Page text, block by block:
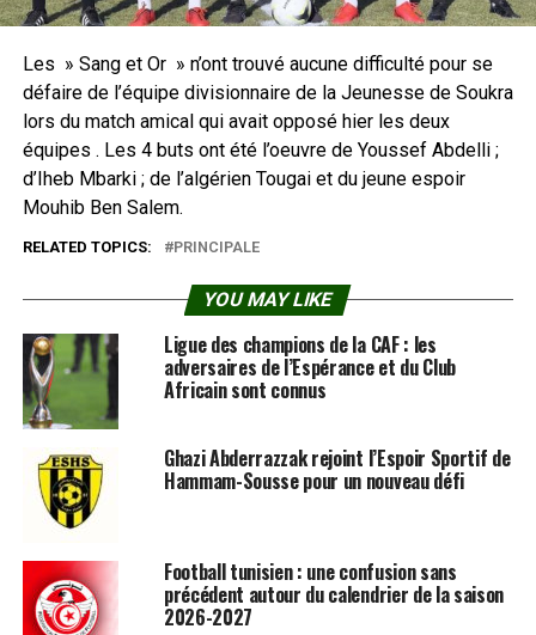
Les » Sang et Or » n’ont trouvé aucune difficulté pour se
défaire de l’équipe divisionnaire de la Jeunesse de Soukra
lors du match amical qui avait opposé hier les deux
équipes . Les 4 buts ont été l’oeuvre de Youssef Abdelli ;
d’Iheb Mbarki ; de l’algérien Tougai et du jeune espoir
Mouhib Ben Salem.
RELATED TOPICS: PRINCIPALE
YOU MAY LIKE
Ligue des champions de la CAF : les
adversaires de l’Espérance et du Club
Africain sont connus
Ghazi Abderrazzak rejoint l’Espoir Sportif de
Hammam-Sousse pour un nouveau défi
Football tunisien : une confusion sans
précédent autour du calendrier de la saison
2026-2027